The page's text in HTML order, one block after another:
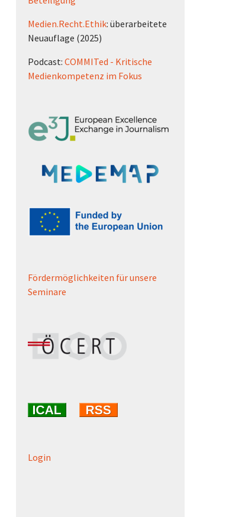
Medien.Recht.Ethik: überarbeitete
Neuauflage (2025)
Podcast: COMMITed - Kritische
Medienkompetenz im Fokus
Fördermöglichkeiten für unsere
Seminare
Login